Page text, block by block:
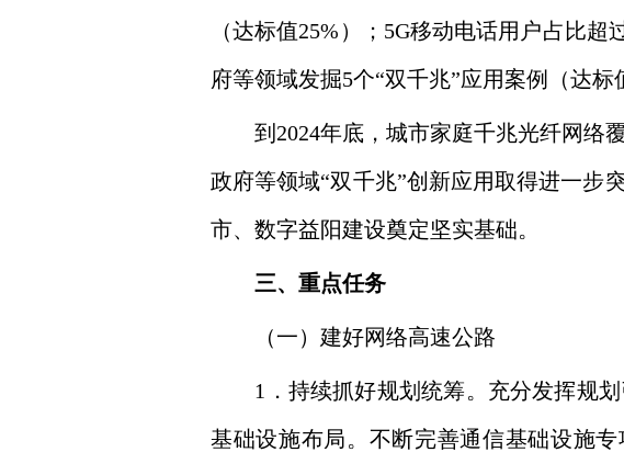
（达标值25%）；5G移动电话用户占比
府等领域发掘5个“双千兆”应用案例（达标
到2024年底，城市家庭千兆光纤网络覆
政府等领域“双千兆”创新应用取得进一步
市、数字益阳建设奠定坚实基础。
三、重点任务
（一）建好网络高速公路
1．持续抓好规划统筹。充分发挥规划
基础设施布局。不断完善通信基础设施